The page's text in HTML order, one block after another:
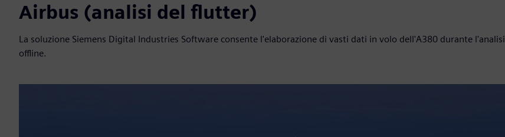
Airbus (analisi del flutter)
La soluzione Siemens Digital Industries Software consente l'elaborazione di vasti dati in volo dell'A380 durante l'analisi
offline.